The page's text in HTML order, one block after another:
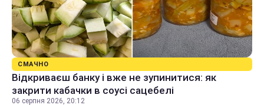
СМАЧНО
Відкриваєш банку і вже не зупинитися: як
закрити кабачки в соусі сацебелі
06 серпня 2026, 20:12